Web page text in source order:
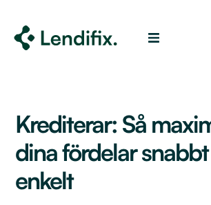
Krediterar: Så
dina fördelar
enkelt